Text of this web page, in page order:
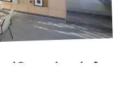
pour le vendre ?